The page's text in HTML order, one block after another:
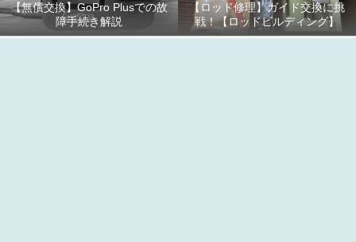
【無償交換】GoPro Plusでの故
障手続き解説
【ロッド修理】ガイド交換に挑
戦！【ロッドビルディング】